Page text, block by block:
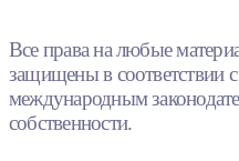
Все права на любые
защищены в соответствии
международным
собственности.